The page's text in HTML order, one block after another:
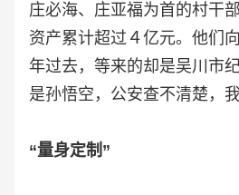
庄必海、庄亚福为首的村干
资产累计超过４亿元。他们
年过去，等来的却是吴川市
是孙悟空，公安查不清楚，
“量身定制”